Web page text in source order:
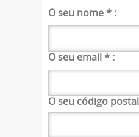
O seu nome * :
O seu email * :
O seu código postal